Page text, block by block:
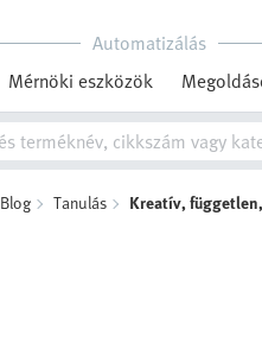
Automatizálás
Mérnöki eszközök
Blog Tanulás Kreatív,